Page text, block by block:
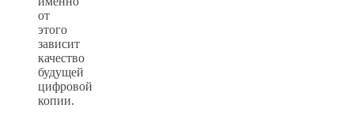
от
этого
зависит
качество
будущей
цифровой
копии.